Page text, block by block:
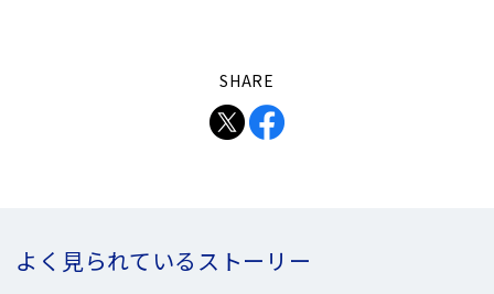
SHARE
よく見られているストーリー